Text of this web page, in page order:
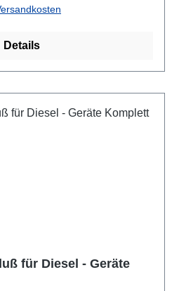
Details
für Diesel - Geräte